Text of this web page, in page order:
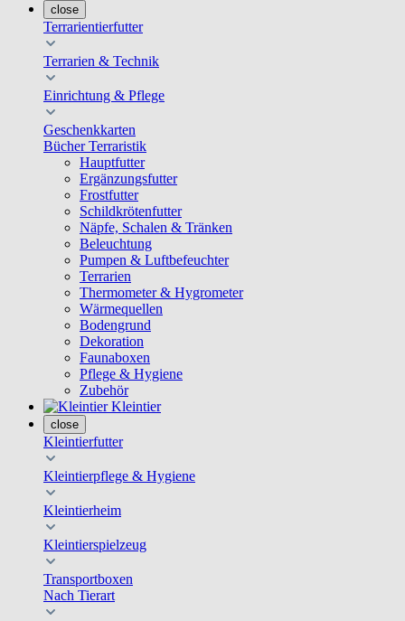
close
Terrarientierfutter
Terrarien & Technik
Einrichtung & Pflege
Geschenkkarten
Bücher Terraristik
Hauptfutter
Ergänzungsfutter
Frostfutter
Schildkrötenfutter
Näpfe, Schalen & Tränken
Beleuchtung
Pumpen & Luftbefeuchter
Terrarien
Thermometer & Hygrometer
Wärmequellen
Bodengrund
Dekoration
Faunaboxen
Pflege & Hygiene
Zubehör
Kleintier
close
Kleintierfutter
Kleintierpflege & Hygiene
Kleintierheim
Kleintierspielzeug
Transportboxen
Nach Tierart